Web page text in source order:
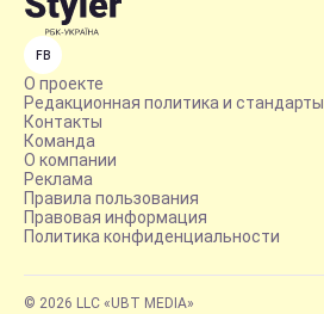
FB
О проекте
Редакционная политика и стандарты
Контакты
Команда
О компании
Реклама
Правила пользования
Правовая информация
Политика конфиденциальности
© 2026 LLC «UBT MEDIA»